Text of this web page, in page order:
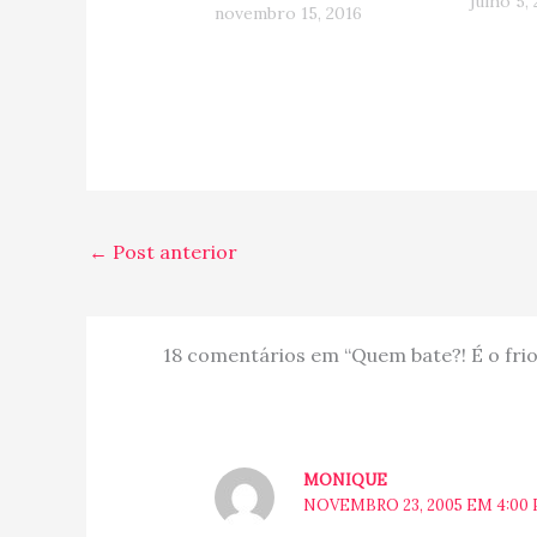
novembro 15, 2016
← Post anterior
18 comentários em “Quem bate?! É o
MONIQUE
NOVEMBRO 23, 2005 EM 4:00